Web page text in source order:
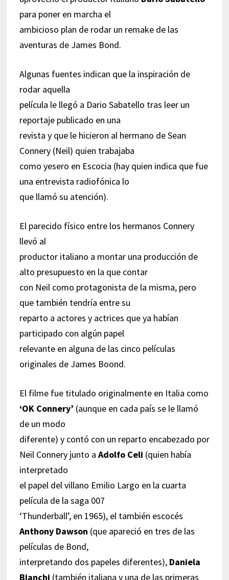
para poner en marcha el
ambicioso plan de rodar un remake de las
aventuras de James Bond.
Algunas fuentes indican que la inspiración de
rodar aquella
película le llegó a Dario Sabatello tras leer un
reportaje publicado en una
revista y que le hicieron al hermano de Sean
Connery (Neil) quien trabajaba
como yesero en Escocia (hay quien indica que fue
una entrevista radiofónica lo
que llamó su atención).
El parecido físico entre los hermanos Connery
llevó al
productor italiano a montar una producción de
alto presupuesto en la que contar
con Neil como protagonista de la misma, pero
que también tendría entre su
reparto a actores y actrices que ya habían
participado con algún papel
relevante en alguna de las cinco películas
originales de James Boond.
El filme fue titulado originalmente en Italia como
‘OK Connery’ (aunque en cada país se le llamó
de un modo
diferente) y contó con un reparto encabezado por
Neil Connery junto a Adolfo Celi (quien había
interpretado
el papel del villano Emilio Largo en la cuarta
película de la saga 007
‘Thunderball’, en 1965), el también escocés
Anthony Dawson (que apareció en tres de las
películas de Bond,
interpretando dos papeles diferentes), Daniela
Bianchi (también italiana y una de las primeras